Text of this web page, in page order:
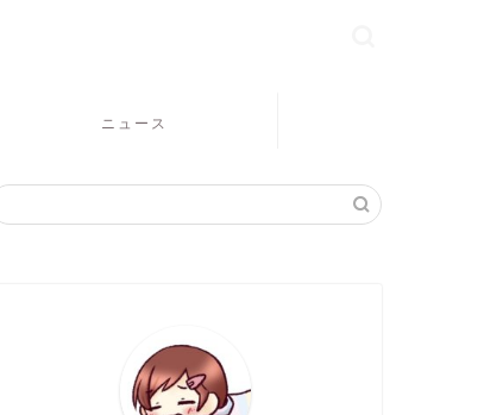
ニュース